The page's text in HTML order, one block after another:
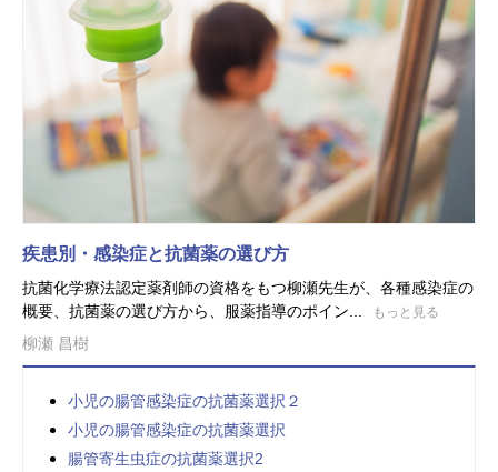
疾患別・感染症と抗菌薬の選び方
抗菌化学療法認定薬剤師の資格をもつ柳瀬先生が、各種感染症の
概要、抗菌薬の選び方から、服薬指導のポイン...
もっと見る
柳瀬 昌樹
小児の腸管感染症の抗菌薬選択２
小児の腸管感染症の抗菌薬選択
腸管寄生虫症の抗菌薬選択2